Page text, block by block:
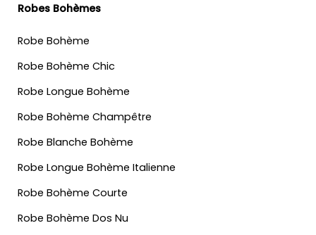
Robes Bohèmes
Robe Bohème
Robe Bohème Chic
Robe Longue Bohème
Robe Bohème Champêtre
Robe Blanche Bohème
Robe Longue Bohème Italienne
Robe Bohème Courte
Robe Bohème Dos Nu